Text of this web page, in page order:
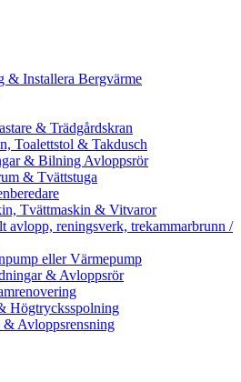
& Installera Bergvärme
& Trädgårdskran
Toalettstol & Takdusch
& Bilning Avloppsrör
& Tvättstuga
Tvättmaskin & Vitvaror
avlopp, reningsverk, trekammarbrunn /
eller Värmepump
& Avloppsrör
Högtrycksspolning
Avloppsrensning